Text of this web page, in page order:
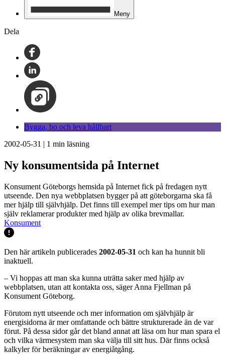
Meny
Dela
Bygga, bo och leva hållbart
2002-05-31 | 1 min läsning
Ny konsumentsida på Internet
Konsument Göteborgs hemsida på Internet fick på fredagen nytt
utseende. Den nya webbplatsen bygger på att göteborgarna ska få
mer hjälp till självhjälp. Det finns till exempel mer tips om hur man
själv reklamerar produkter med hjälp av olika brevmallar.
Konsument
Den här artikeln publicerades 2002-05-31 och kan ha hunnit bli
inaktuell.
– Vi hoppas att man ska kunna uträtta saker med hjälp av
webbplatsen, utan att kontakta oss, säger Anna Fjellman på
Konsument Göteborg.
Förutom nytt utseende och mer information om självhjälp är
energisidorna är mer omfattande och bättre strukturerade än de var
förut. På dessa sidor går det bland annat att läsa om hur man spara el
och vilka värmesystem man ska välja till sitt hus. Där finns också
kalkyler för beräkningar av energiåtgång.